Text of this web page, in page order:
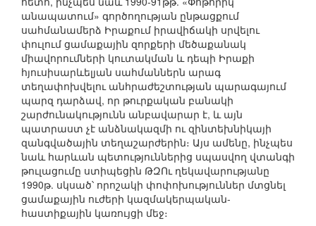
անապատում» գործողության ընթացքում
սահմանամերձ Իրաքում իրավիճակի սրվելու
փուլում ցամաքային զորքերի մեծաքանակ
միավորումների կուտակման և դեպի Իրաքի
հյուսիսարևելյան սահմաններն արագ
տեղափոխվելու անհրաժեշտության պարագայում
պարզ դարձավ, որ թուրքական բանակի
շարժունակությունն անբավարար է, և այն
պատրաստ չէ անձնակազմի ու զինտեխնիկայի
զանգվածային տեղաշարժերին։ Այս ամենը, ինչպես
նաև հարևան պետություններից սպասվող վտանգի
թուլացումը ստիպեցին ԹԶՈւ ղեկավարությանը
1990թ. սկսած՝ որոշակի փոփոխություններ մտցնել
ցամաքային ուժերի կազմակերպական-
հաստիքային կառույցի մեջ։